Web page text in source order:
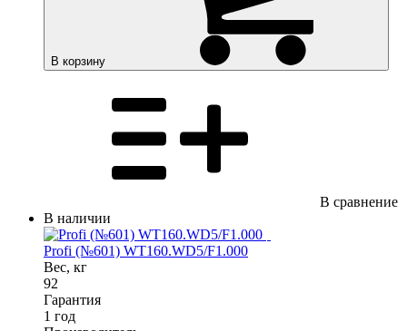
В корзину
В сравнение
В наличии
Profi (№601) WT160.WD5/F1.000
Вес, кг
92
Гарантия
1 год